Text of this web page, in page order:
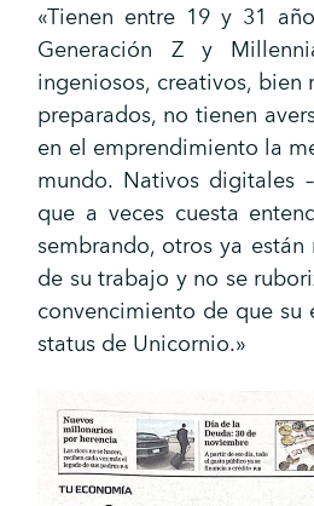
«Tienen entre 19 y 31
Generación Z y
ingeniosos, creativos, bien
preparados, no tienen
en el emprendimiento la
mundo. Nativos digitales
que a veces cuesta
sembrando, otros ya
de su trabajo y no se
convencimiento de que su
status de Unicornio.»